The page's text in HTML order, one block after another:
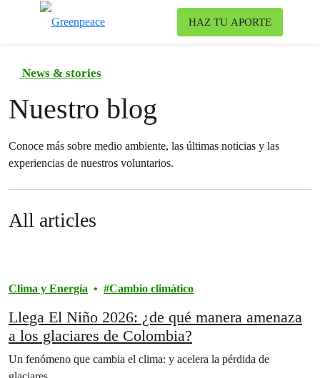
HAZ TU APORTE
News & stories
Nuestro blog
Conoce más sobre medio ambiente, las últimas noticias y las
experiencias de nuestros voluntarios.
All articles
Clima y Energía Cambio climático
Llega El Niño 2026: ¿de qué manera amenaza
a los glaciares de Colombia?
Un fenómeno que cambia el clima: y acelera la pérdida de